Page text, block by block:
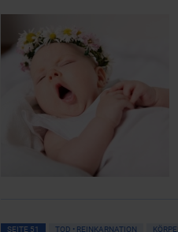
SEITE 51 TOD • REINKARNATION